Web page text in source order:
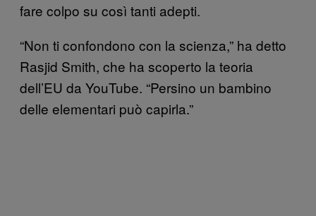
fare colpo su così tanti adepti.
“Non ti confondono con la scienza,” ha detto
Rasjid Smith, che ha scoperto la teoria
dell’EU da YouTube. “Persino un bambino
delle elementari può capirla.”